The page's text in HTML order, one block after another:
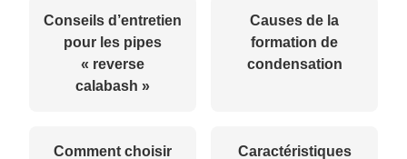
Conseils d’entretien
pour les pipes
« reverse
calabash »
Causes de la
formation de
condensation
Comment choisir
Caractéristiques